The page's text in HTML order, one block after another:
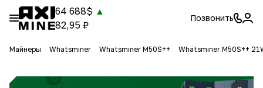
64 688$ ▲
82,95 ₽
Позвонить
Майнеры Whatsminer Whatsminer M50S++ Whatsminer M50S++